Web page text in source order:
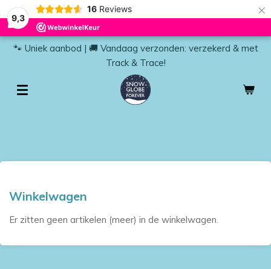
9,3
16 Reviews ×
🐾 Uniek aanbod | 🚚 Vandaag verzonden: verzekerd & met
Track & Trace!
Winkelwagen
Er zitten geen artikelen (meer) in de winkelwagen.